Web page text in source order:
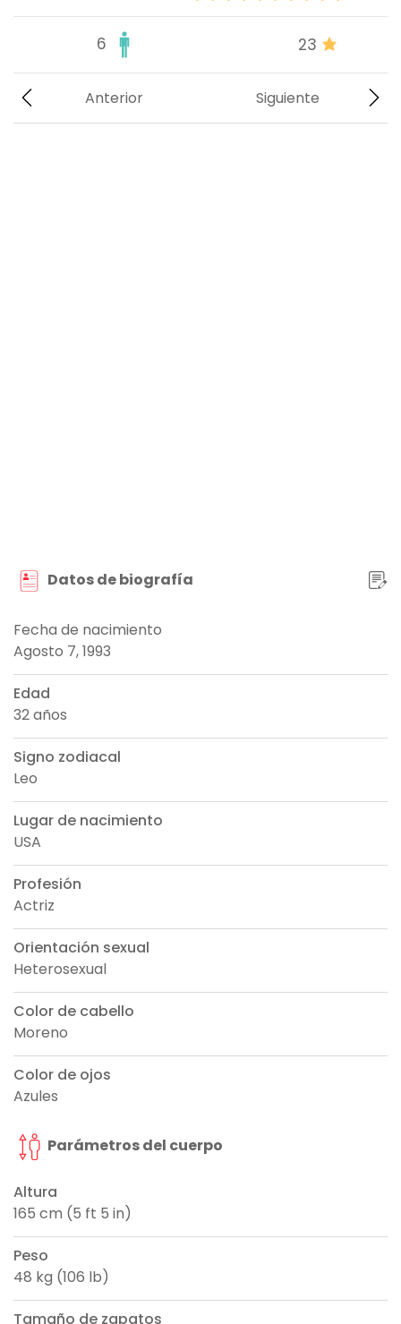
6 23
Siguiente
Anterior
Datos de biografía
Fecha de nacimiento
Agosto 7, 1993
Edad
32 años
Signo zodiacal
Leo
Lugar de nacimiento
USA
Profesión
Actriz
Orientación sexual
Heterosexual
Color de cabello
Moreno
Color de ojos
Azules
Parámetros del cuerpo
Altura
165 cm (5 ft 5 in)
Peso
48 kg (106 lb)
Tamaño de zapatos